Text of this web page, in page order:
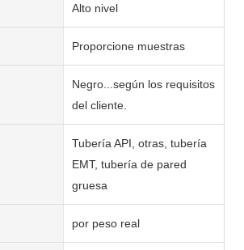
Alto nivel
Proporcione muestras
Negro...según los requisitos
del cliente.
Tubería API, otras, tubería
EMT, tubería de pared
gruesa
por peso real